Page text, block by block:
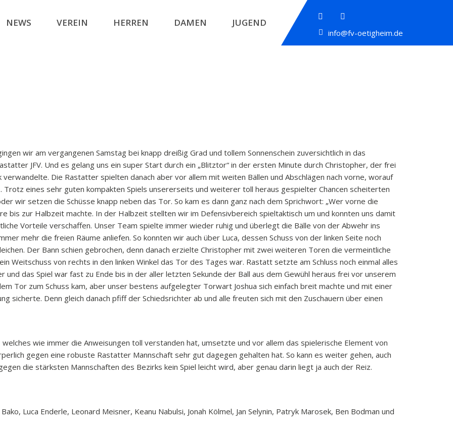
info@fv-oetigheim.de
NEWS VEREIN HERREN DAMEN JUGEND
wir am vergangenen Samstag bei knapp dreißig Grad und tollem Sonnenschein zuversichtlich in das
JFV. Und es gelang uns ein super Start durch ein „Blitztor“ in der ersten Minute durch Christopher, der frei
Die Rastatter spielten danach aber vor allem mit weiten Bällen und Abschlägen nach vorne, worauf
eines sehr guten kompakten Spiels unsererseits und weiterer toll heraus gespielter Chancen scheiterten
wir setzen die Schüsse knapp neben das Tor. So kam es dann ganz nach dem Sprichwort: „Wer vorne die
bis zur Halbzeit machte. In der Halbzeit stellten wir im Defensivbereich spieltaktisch um und konnten uns damit
Vorteile verschaffen. Unser Team spielte immer wieder ruhig und überlegt die Bälle von der Abwehr ins
mehr die freien Räume anliefen. So konnten wir auch über Luca, dessen Schuss von der linken Seite noch
Der Bann schien gebrochen, denn danach erzielte Christopher mit zwei weiteren Toren die vermeintliche
Weitschuss von rechts in den linken Winkel das Tor des Tages war. Rastatt setzte am Schluss noch einmal alles
und das Spiel war fast zu Ende bis in der aller letzten Sekunde der Ball aus dem Gewühl heraus frei vor unserem
Tor zum Schuss kam, aber unser bestens aufgelegter Torwart Joshua sich einfach breit machte und mit einer
sicherte. Denn gleich danach pfiff der Schiedsrichter ab und alle freuten sich mit den Zuschauern über einen
wie immer die Anweisungen toll verstanden hat, umsetzte und vor allem das spielerische Element von
gegen eine robuste Rastatter Mannschaft sehr gut dagegen gehalten hat. So kann es weiter gehen, auch
die stärksten Mannschaften des Bezirks kein Spiel leicht wird, aber genau darin liegt ja auch der Reiz.
Luca Enderle, Leonard Meisner, Keanu Nabulsi, Jonah Kölmel, Jan Selynin, Patryk Marosek, Ben Bodman und